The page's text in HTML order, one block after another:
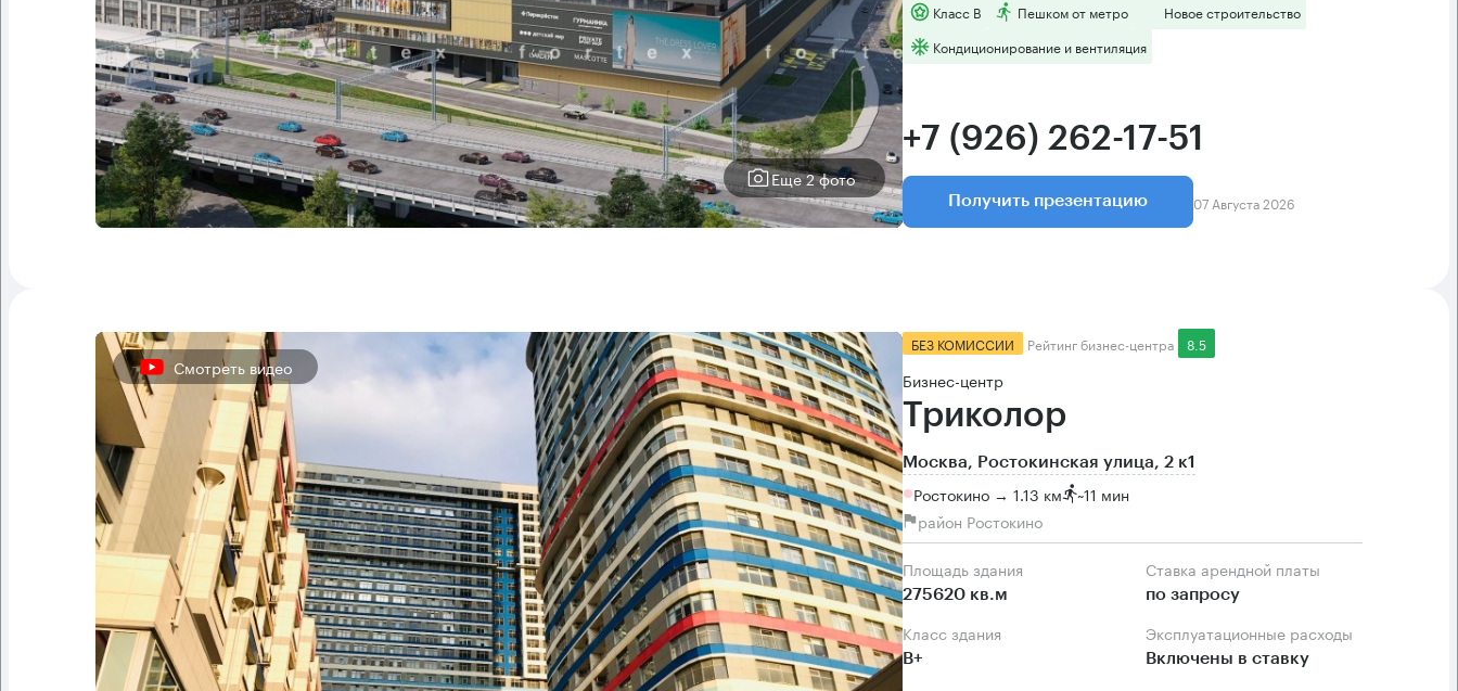
Еще 2 фото
Класс B Пешком от метро
Новое строительство
Кондиционирование и вентиляция
+7 (926) 262-17-51
Получить презентацию 07 Августа 2026
Смотреть видео
БЕЗ КОМИССИИ Рейтинг бизнес-центра 8.5
Бизнес-центр
Триколор
Москва, Ростокинская улица, 2 к1
Ростокино → 1.13 км ~11 мин
район Ростокино
Площадь здания
275620 кв.м
Ставка арендной платы
по запросу
Класс здания
B+
Эксплуатационные расходы
Включены в ставку